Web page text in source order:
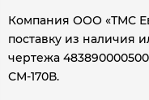
Компания ООО «ТМС
поставку из наличия
чертежа
СМ-170В.